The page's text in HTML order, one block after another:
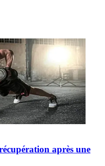
après une